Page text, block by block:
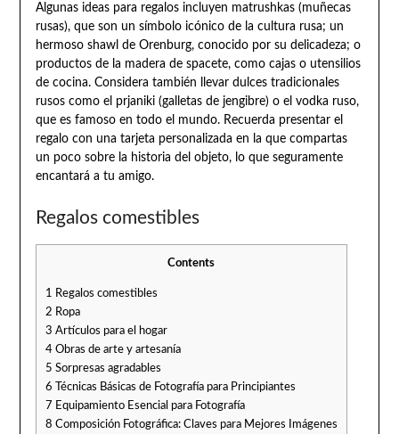
Algunas ideas para regalos incluyen matrushkas (muñecas
rusas), que son un símbolo icónico de la cultura rusa; un
hermoso shawl de Orenburg, conocido por su delicadeza; o
productos de la madera de spacete, como cajas o utensilios
de cocina. Considera también llevar dulces tradicionales
rusos como el prjaniki (galletas de jengibre) o el vodka ruso,
que es famoso en todo el mundo. Recuerda presentar el
regalo con una tarjeta personalizada en la que compartas
un poco sobre la historia del objeto, lo que seguramente
encantará a tu amigo.
Regalos comestibles
Contents
1 Regalos comestibles
2 Ropa
3 Artículos para el hogar
4Obras de arte y artesanía
5 Sorpresas agradables
6 Técnicas Básicas de Fotografía para Principiantes
7 Equipamiento Esencial para Fotografía
8 Composición Fotográfica: Claves para Mejores Imágenes